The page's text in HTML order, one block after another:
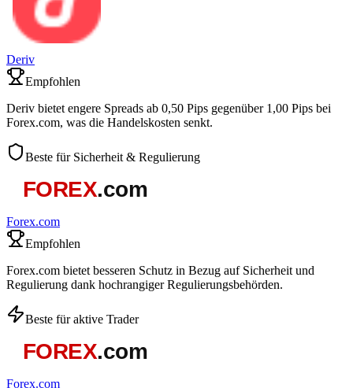
Deriv
Empfohlen
Deriv bietet engere Spreads ab 0,50 Pips gegenüber 1,00 Pips bei
Forex.com, was die Handelskosten senkt.
Beste für Sicherheit & Regulierung
Forex.com
Empfohlen
Forex.com bietet besseren Schutz in Bezug auf Sicherheit und
Regulierung dank hochrangiger Regulierungsbehörden.
Beste für aktive Trader
Forex.com